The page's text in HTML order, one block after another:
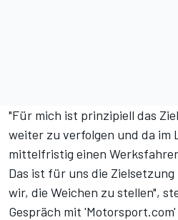
"Für mich ist prinzipiell das
weiter zu verfolgen und da im
mittelfristig einen
Das ist für uns die
wir, die Weichen zu stellen",
Gespräch mit 'Motorsport.com'